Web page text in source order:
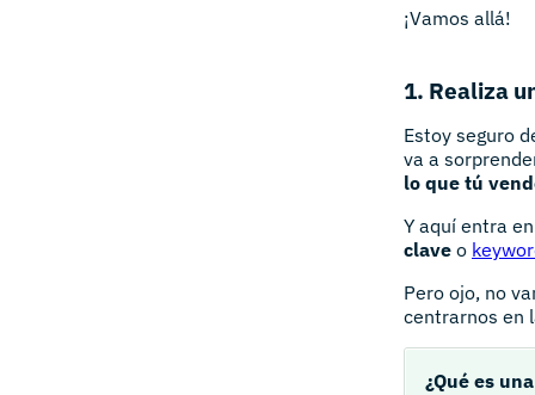
¡Vamos allá!
1. Realiza
Estoy seguro
va a
lo que tú
Y aquí entra
clave o
Pero ojo, no
centrarnos en
¿Qué es